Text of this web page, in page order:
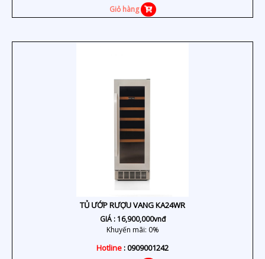
Giỏ hàng
TỦ ƯỚP RƯỢU VANG KA24WR
GIÁ :16,900,000vnđ
Khuyến mãi: 0%
Hotline: 0909001242